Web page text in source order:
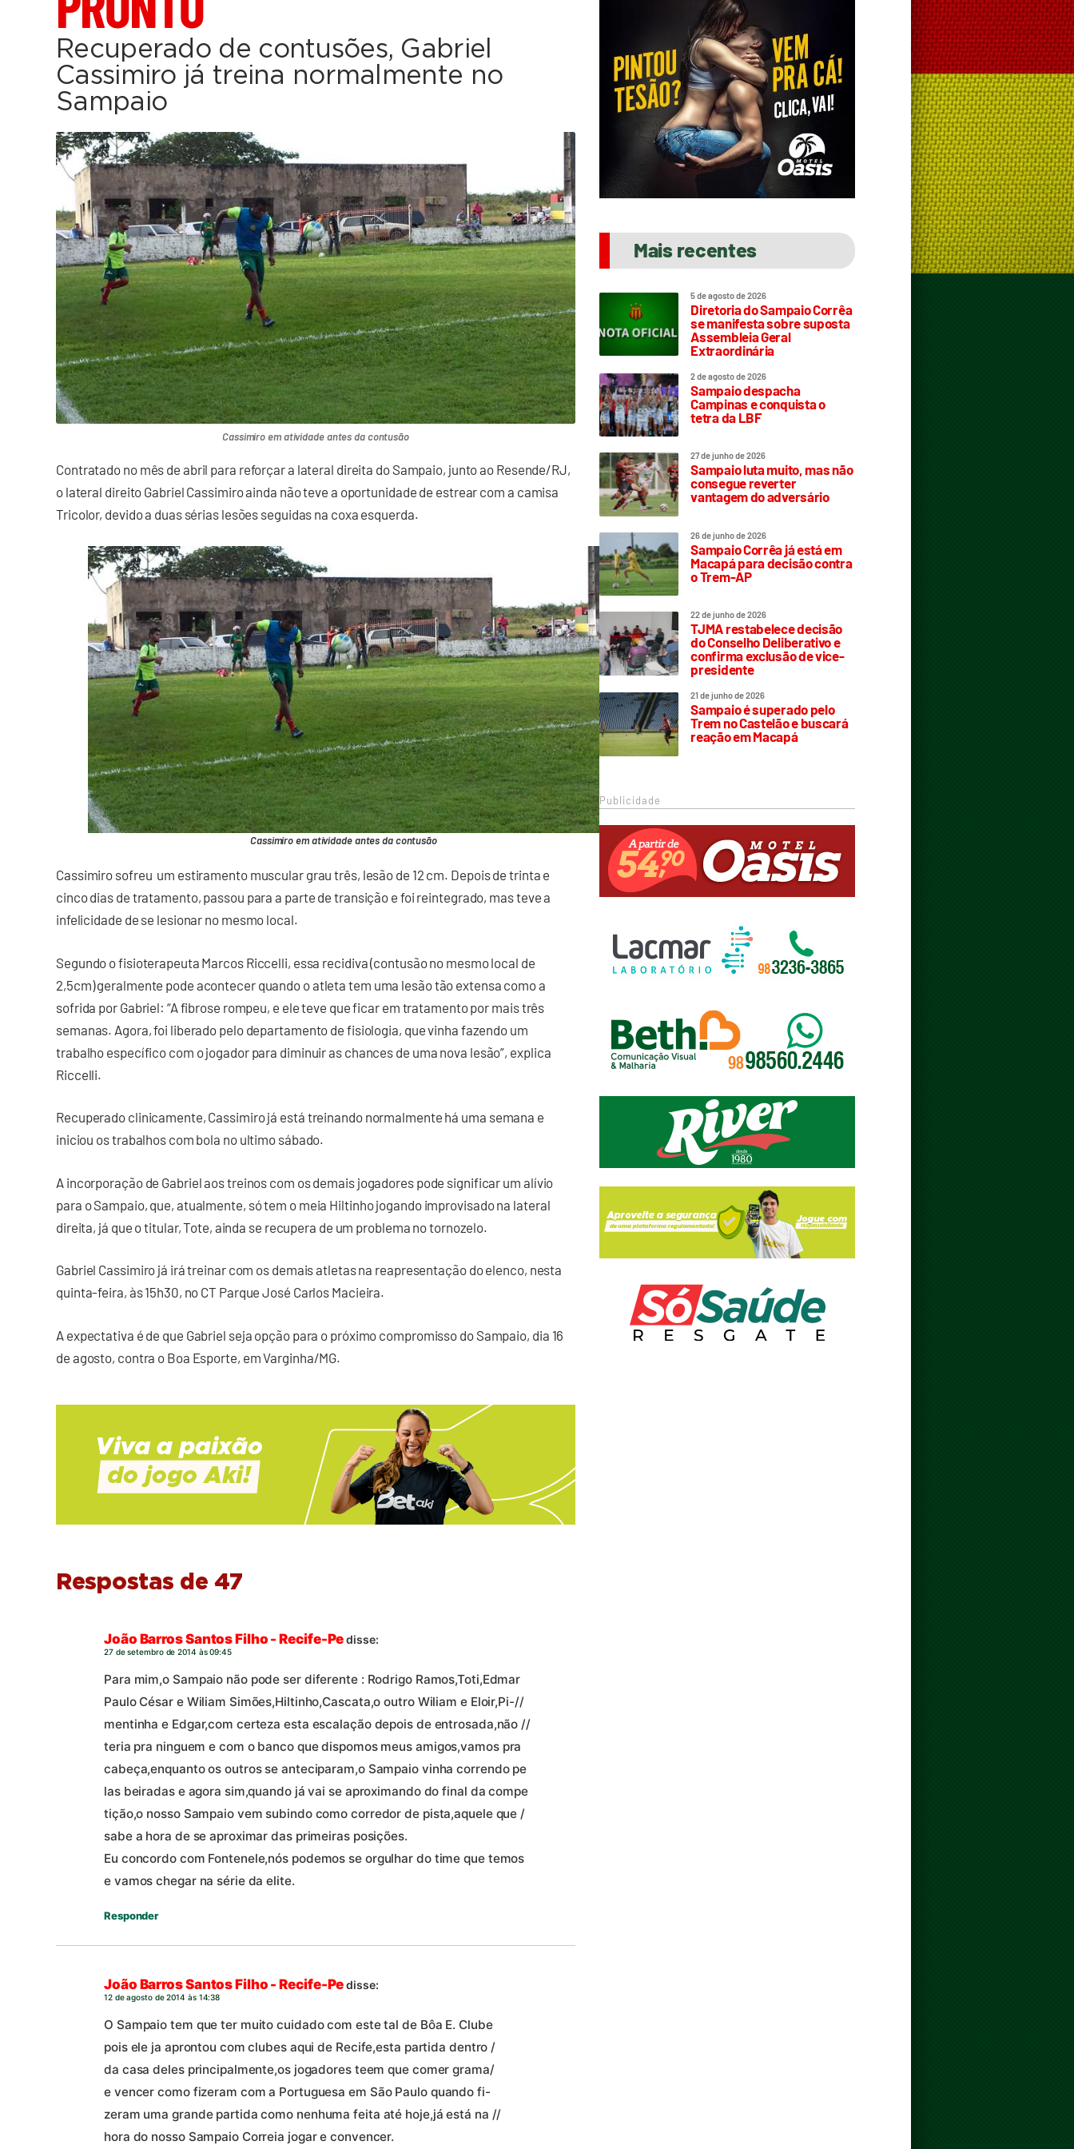
Recuperado de contusões, Gabriel
Cassimiro já treina normalmente no
Sampaio
Cassimiro em atividade antes da contusão
Contratado no mês de abril para reforçar a lateral direita do Sampaio, junto ao Resende/RJ,
o lateral direito Gabriel Cassimiro ainda não teve a oportunidade de estrear com a camisa
Tricolor, devido a duas sérias lesões seguidas na coxa esquerda.
Cassimiro em atividade antes da contusão
Cassimiro sofreu um estiramento muscular grau três, lesão de 12 cm. Depois de trinta e
cinco dias de tratamento, passou para a parte de transição e foi reintegrado, mas teve a
infelicidade de se lesionar no mesmo local.
Segundo o fisioterapeuta Marcos Riccelli, essa recidiva (contusão no mesmo local de
2,5cm) geralmente pode acontecer quando o atleta tem uma lesão tão extensa como a
sofrida por Gabriel: “A fibrose rompeu, e ele teve que ficar em tratamento por mais três
semanas. Agora, foi liberado pelo departamento de fisiologia, que vinha fazendo um
trabalho específico com o jogador para diminuir as chances de uma nova lesão”, explica
Riccelli.
Recuperado clinicamente, Cassimiro já está treinando normalmente há uma semana e
iniciou os trabalhos com bola no ultimo sábado.
A incorporação de Gabriel aos treinos com os demais jogadores pode significar um alívio
para o Sampaio, que, atualmente, só tem o meia Hiltinho jogando improvisado na lateral
direita, já que o titular, Tote, ainda se recupera de um problema no tornozelo.
Gabriel Cassimiro já irá treinar com os demais atletas na reapresentação do elenco, nesta
quinta-feira, às 15h30, no CT Parque José Carlos Macieira.
A expectativa é de que Gabriel seja opção para o próximo compromisso do Sampaio, dia 16
de agosto, contra o Boa Esporte, em Varginha/MG.
Respostas de 47
João Barros Santos Filho - Recife-Pedisse:
27 de setembro de 2014 às 09:45
Para mim,o Sampaio não pode ser diferente : Rodrigo Ramos,Toti,Edmar
Paulo César e Wiliam Simões,Hiltinho,Cascata,o outro Wiliam e Eloir,Pi-//
mentinha e Edgar,com certeza esta escalação depois de entrosada,não //
teria pra ninguem e com o banco que dispomos meus amigos,vamos pra
cabeça,enquanto os outros se anteciparam,o Sampaio vinha correndo pe
las beiradas e agora sim,quando já vai se aproximando do final da compe
tição,o nosso Sampaio vem subindo como corredor de pista,aquele que /
sabe a hora de se aproximar das primeiras posições.
Eu concordo com Fontenele,nós podemos se orgulhar do time que temos
e vamos chegar na série da elite.
Responder
João Barros Santos Filho - Recife-Pedisse:
12 de agosto de 2014 às 14:38
O Sampaio tem que ter muito cuidado com este tal de Bôa E. Clube
pois ele ja aprontou com clubes aqui de Recife,esta partida dentro /
da casa deles principalmente,os jogadores teem que comer grama/
e vencer como fizeram com a Portuguesa em São Paulo quando fi-
zeram uma grande partida como nenhuma feita até hoje,já está na //
hora do nosso Sampaio Correia jogar e convencer.
Mais recentes
5 de agosto de 2026
Diretoria do Sampaio Corrêa
se manifesta sobre suposta
Assembleia Geral
Extraordinária
2 de agosto de 2026
Sampaio despacha
Campinas e conquista o
tetra da LBF
27 de junho de 2026
Sampaio luta muito, mas não
consegue reverter
vantagem do adversário
26 de junho de 2026
Sampaio Corrêa já está em
Macapá para decisão contra
o Trem-AP
22 de junho de 2026
TJMA restabelece decisão
do Conselho Deliberativo e
confirma exclusão de vice-
presidente
21 de junho de 2026
Sampaio é superado pelo
Trem no Castelão e buscará
reação em Macapá
Publicidade